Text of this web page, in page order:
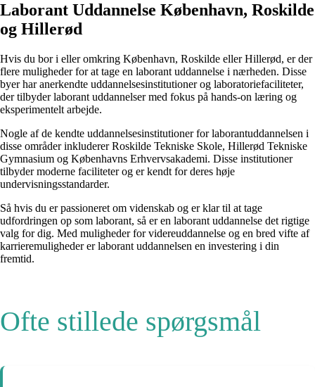
Laborant Uddannelse København, Roskilde
og Hillerød
Hvis du bor i eller omkring København, Roskilde eller Hillerød, er der
flere muligheder for at tage en laborant uddannelse i nærheden. Disse
byer har anerkendte uddannelsesinstitutioner og laboratoriefaciliteter,
der tilbyder laborant uddannelser med fokus på hands-on læring og
eksperimentelt arbejde.
Nogle af de kendte uddannelsesinstitutioner for laborantuddannelsen i
disse områder inkluderer Roskilde Tekniske Skole, Hillerød Tekniske
Gymnasium og Københavns Erhvervsakademi. Disse institutioner
tilbyder moderne faciliteter og er kendt for deres høje
undervisningsstandarder.
Så hvis du er passioneret om videnskab og er klar til at tage
udfordringen op som laborant, så er en laborant uddannelse det rigtige
valg for dig. Med muligheder for videreuddannelse og en bred vifte af
karrieremuligheder er laborant uddannelsen en investering i din
fremtid.
Ofte stillede spørgsmål